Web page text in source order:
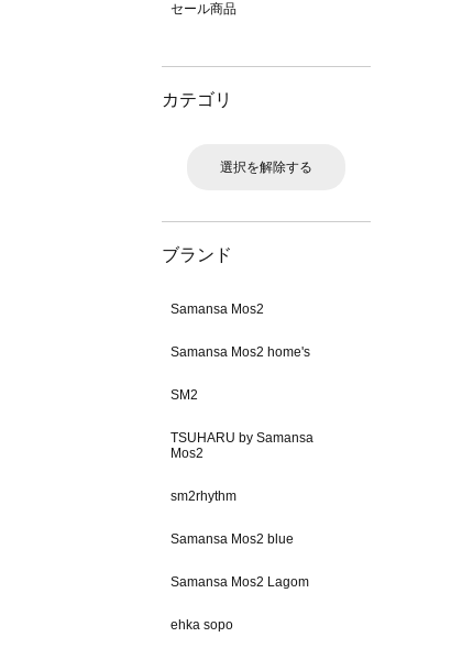
セール商品
カテゴリ
選択を解除する
ブランド
Samansa Mos2
Samansa Mos2 home's
SM2
TSUHARU by Samansa
Mos2
sm2rhythm
Samansa Mos2 blue
Samansa Mos2 Lagom
ehka sopo